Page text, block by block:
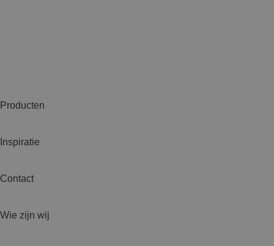
Producten
Inspiratie
Contact
Wie zijn wij